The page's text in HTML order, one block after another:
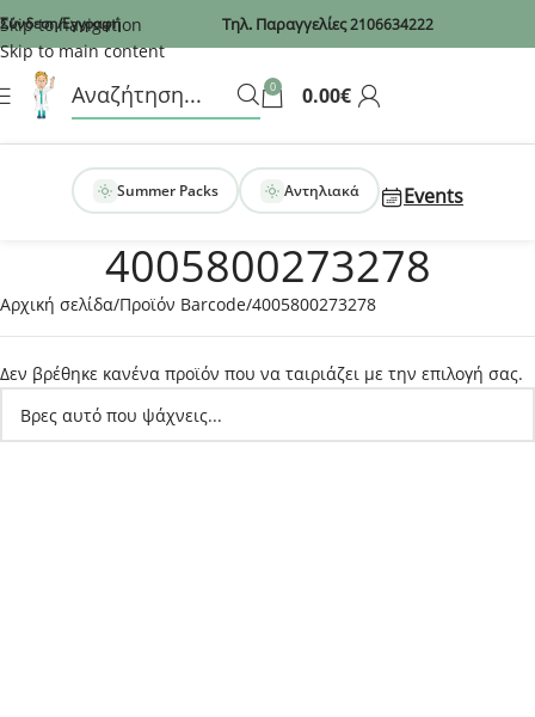
Recaptcha
Skip to navigation
Skip to main content
Σύνδεση/Εγγραφή Τηλ. Παραγγελίες2106634222
0 0.00€
Summer Packs Αντηλιακά Events
4005800273278
Αρχική σελίδα Προϊόν Barcode 4005800273278
Δεν βρέθηκε κανένα προϊόν που να ταιριάζει με την επιλογή σας.